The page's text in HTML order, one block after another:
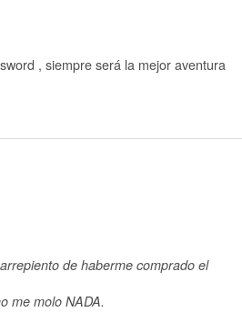
, siempre será la mejor aventura
de haberme comprado el
me molo NADA.